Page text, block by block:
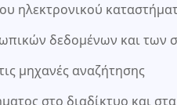
ηλεκτρονικού
δεδομένων και των
μηχανές αναζήτησης
στο διαδίκτυο και